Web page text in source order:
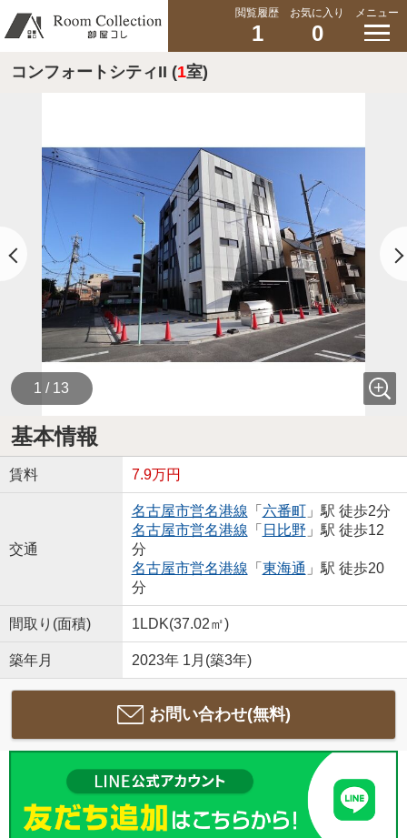
閲覧履歴
1
お気に入り
0
メニュー
コンフォートシティII (1室)
1 / 13
基本情報
賃料 7.9万円
交通
名古屋市営名港線 「 六番町」駅 徒歩2分
名古屋市営名港線 「 日比野 」駅 徒歩12
分
名古屋市営名港線 「 東海通 」駅 徒歩20
分
間取り(面積) 1LDK(37.02㎡)
築年月 2023年 1月(築3年)
お問い合わせ(無料)